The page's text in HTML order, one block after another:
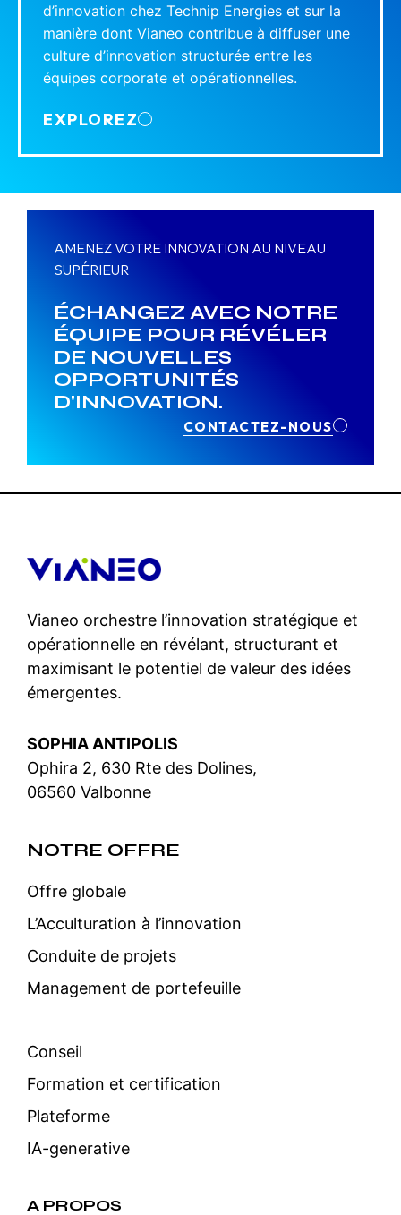
d’innovation chez Technip Energies et sur la
manière dont Vianeo contribue à diffuser une
culture d’innovation structurée entre les
équipes corporate et opérationnelles.
EXPLOREZ
AMENEZ VOTRE INNOVATION AU NIVEAU
SUPÉRIEUR
ÉCHANGEZ AVEC NOTRE
ÉQUIPE POUR RÉVÉLER
DE NOUVELLES
OPPORTUNITÉS
D'INNOVATION.
CONTACTEZ-NOUS
Vianeo orchestre l’innovation stratégique et
opérationnelle en révélant, structurant et
maximisant le potentiel de valeur des idées
émergentes.
SOPHIA ANTIPOLIS
Ophira 2, 630 Rte des Dolines,
06560 Valbonne
NOTRE OFFRE
Offre globale
L’Acculturation à l’innovation
Conduite de projets
Management de portefeuille
Conseil
Formation et certification
Plateforme
IA-generative
A PROPOS